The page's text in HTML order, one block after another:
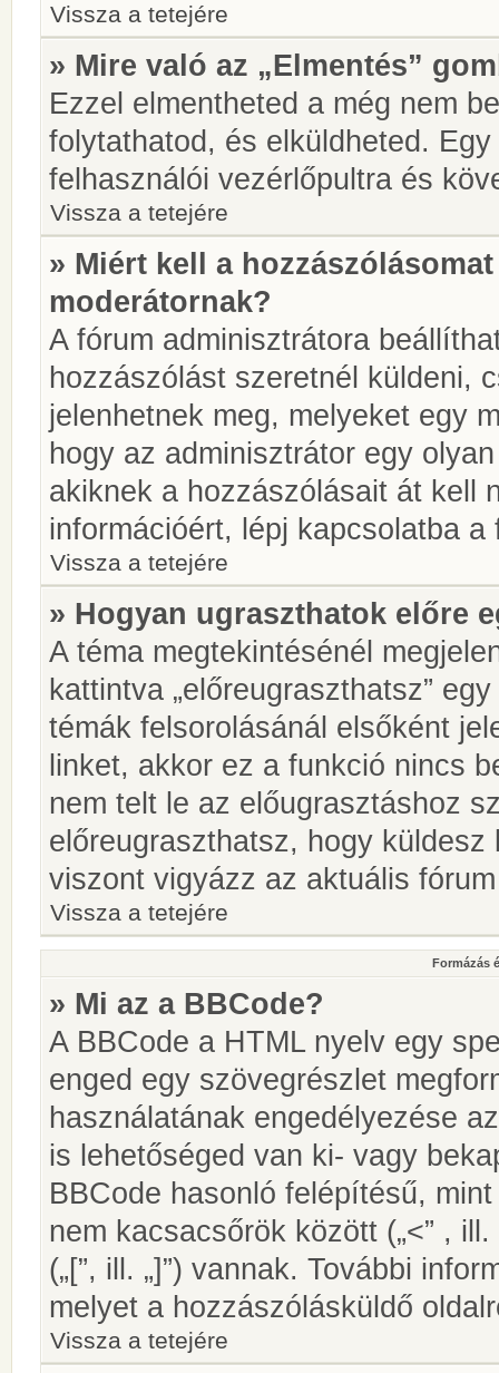
Vissza a tetejére
» Mire való az „Elmentés”
Ezzel elmentheted a még nem
folytathatod, és elküldheted.
felhasználói vezérlőpultra és
Vissza a tetejére
» Miért kell a
moderátornak?
A fórum adminisztrátora
hozzászólást szeretnél küldeni,
jelenhetnek meg, melyeket egy
hogy az adminisztrátor egy
akiknek a hozzászólásait át kell
információért, lépj kapcsolatba
Vissza a tetejére
» Hogyan ugraszthatok előre
A téma megtekintésénél
kattintva „előreugraszthatsz”
témák felsorolásánál elsőként
linket, akkor ez a funkció nincs
nem telt le az előugrasztáshoz
előreugraszthatsz, hogy
viszont vigyázz az aktuális
Vissza a tetejére
Formázás
» Mi az a BBCode?
A BBCode a HTML nyelv egy
enged egy szövegrészlet
használatának engedélyezése
is lehetőséged van ki- vagy
BBCode hasonló felépítésű,
nem kacsacsőrök között („<” ,
(„[”, ill. „]”) vannak. További
melyet a hozzászólásküldő
Vissza a tetejére